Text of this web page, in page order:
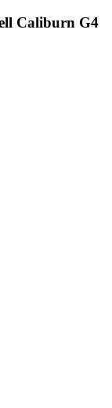
Caliburn G4